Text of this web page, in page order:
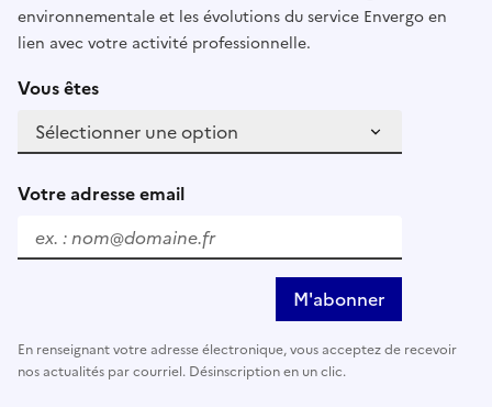
environnementale et les évolutions du service Envergo en
lien avec votre activité professionnelle.
Vous êtes
Votre adresse email
M'abonner
En renseignant votre adresse électronique, vous acceptez de recevoir
nos actualités par courriel. Désinscription en un clic.